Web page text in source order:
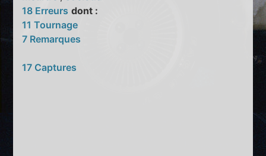
18 Erreurs dont :
11 Tournage
7 Remarques
17 Captures